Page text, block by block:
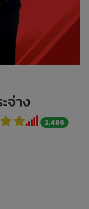
จ่าง
2,486